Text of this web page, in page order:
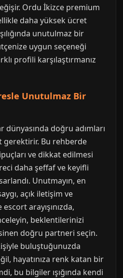
Ordu İkizce premium
daha yüksek ücret
unutulmaz bir
uygun seçeneği
profili karşılaştırmanız
Unutulmaz Bir
doğru adımları
gerektirir. Bu rehberde
ve dikkat edilmesi
daha şeffaf ve keyifli
Unutmayın, en
açık iletişim ve
arayışınızda,
beklentilerinizi
doğru partneri seçin.
buluştuğunuzda
hayatınıza renk katan bir
bu bilgiler ışığında kendi